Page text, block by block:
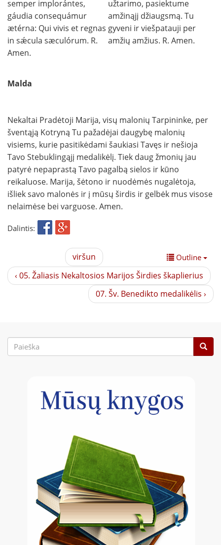
semper implorántes,
gáudia consequámur
ætérna: Qui vivis et regnas
in sǽcula sæculórum. R.
Amen.
užtarimo, pasiektume
amžinąjį džiaugsmą. Tu
gyveni ir viešpatauji per
amžių amžius. R. Amen.
Malda
Nekaltai Pradėtoji Marija, visų malonių Tarpininke, per
šventąją Kotryną Tu pažadėjai daugybę malonių
visiems, kurie pasitikėdami šaukiasi Tavęs ir nešioja
Tavo Stebuklingąjį medalikėlį. Tiek daug žmonių jau
patyrė nepaprastą Tavo pagalbą sielos ir kūno
reikaluose. Marija, šėtono ir nuodėmės nugalėtoja,
išliek savo malonės ir į mūsų širdis ir gelbėk mus visose
nelaimėse bei varguose. Amen.
Dalintis:
Outline
‹ 05. Žaliasis Nekaltosios Marijos Širdies škaplierius
viršun
07. Šv. Benedikto medalikėlis ›
Paieškos